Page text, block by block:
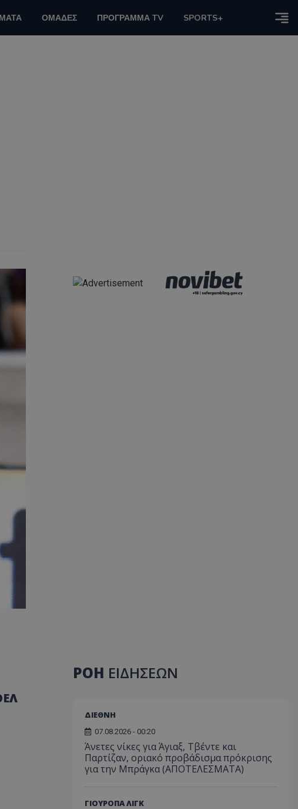
ΟΜΑΔΕΣ ΠΡΟΓΡΑΜΜΑ TV SPORTS+
ΡΟΗ ΕΙΔΗΣΕΩΝ
ΔΙΕΘΝΗ
07.08.2026 - 00:20
Άνετες νίκες για Άγιαξ, Τβέντε και
Παρτίζαν, οριακό προβάδισμα πρόκρισης
για την Μπράγκα (ΑΠΟΤΕΛΕΣΜΑΤΑ)
ΓΙΟΥΡΟΠΑ ΛΙΓΚ